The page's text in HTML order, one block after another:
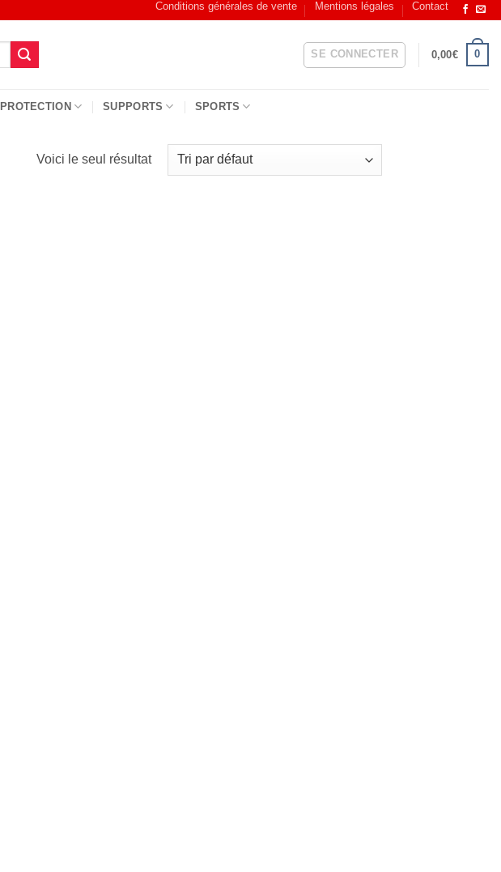
Conditions générales de vente Mentions légales Contact
SE CONNECTER 0,00€ 0
PROTECTION SUPPORTS SPORTS
Voici le seul résultat